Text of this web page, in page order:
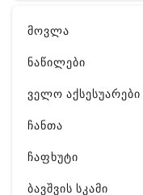
მოვლა
ნაწილები
ველო აქსესუარები
ჩანთა
ჩაფხუტი
ბავშვის სკამი